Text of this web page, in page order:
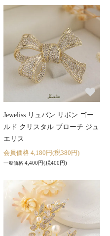
Jeweliss リュバン リボン ゴー
ルド クリスタル ブローチ ジュ
エリス
会員価格 4,180円(税380円)
一般価格 4,400円(税400円)